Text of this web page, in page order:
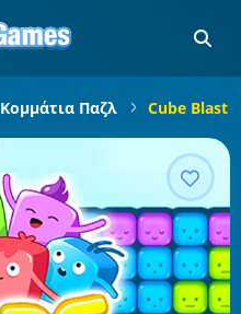
Κομμάτια Παζλ Cube Blast